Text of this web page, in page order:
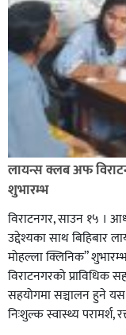
लायन्स क्लब अफ
शुभारम्भ
विराटनगर, साउन १५ ।
उद्देश्यका साथ बिहिबार
मोहल्ला क्लिनिक”
विराटनगरको प्राविधिक
सहयोगमा सञ्चालन हुने
निःशुल्क स्वास्थ्य